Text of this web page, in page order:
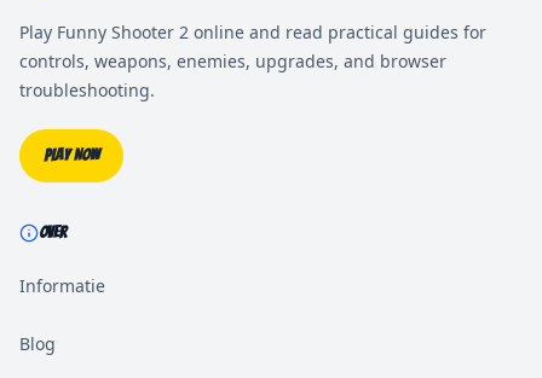
Play Funny Shooter 2 online and read practical guides for
controls, weapons, enemies, upgrades, and browser
troubleshooting.
Play Now
OVER
Informatie
Blog